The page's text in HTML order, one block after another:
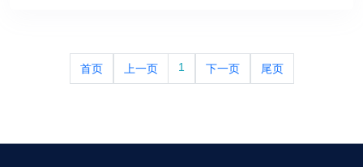
首页 上一页 1 下一页 尾页